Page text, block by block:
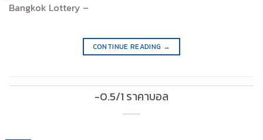
Bangkok Lottery –
CONTINUE READING →
-0.5/1 ราคาบอล